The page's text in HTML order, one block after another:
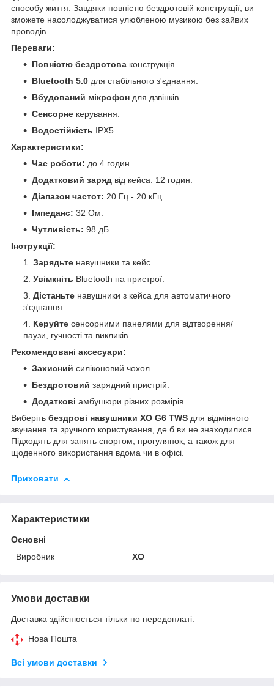
способу життя. Завдяки повністю бездротовій конструкції, ви
зможете насолоджуватися улюбленою музикою без зайвих
проводів.
Переваги:
Повністю бездротова конструкція.
Bluetooth 5.0 для стабільного з'єднання.
Вбудований мікрофон для дзвінків.
Сенсорне керування.
Водостійкість IPX5.
Характеристики:
Час роботи: до 4 годин.
Додатковий заряд від кейса: 12 годин.
Діапазон частот: 20 Гц - 20 кГц.
Імпеданс: 32 Ом.
Чутливість: 98 дБ.
Інструкції:
Зарядьте навушники та кейс.
Увімкніть Bluetooth на пристрої.
Дістаньте навушники з кейса для автоматичного
з'єднання.
Керуйте сенсорними панелями для відтворення/
паузи, гучності та викликів.
Рекомендовані аксесуари:
Захисний силіконовий чохол.
Бездротовий зарядний пристрій.
Додаткові амбушюри різних розмірів.
Виберіть бездрові навушники XO G6 TWS для відмінного
звучання та зручного користування, де б ви не знаходилися.
Підходять для занять спортом, прогулянок, а також для
щоденного використання вдома чи в офісі.
Приховати
Характеристики
Основні
Виробник
XO
Умови доставки
Доставка здійснюється тільки по передоплаті.
Нова Пошта
Всі умови доставки